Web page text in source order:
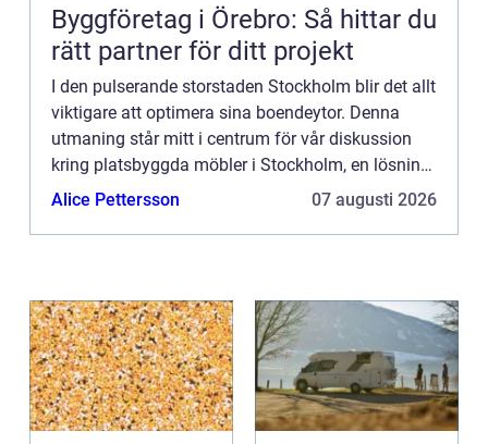
Byggföretag i Örebro: Så hittar du
rätt partner för ditt projekt
I den pulserande storstaden Stockholm blir det allt
viktigare att optimera sina boendeytor. Denna
utmaning står mitt i centrum för vår diskussion
kring platsbyggda möbler i Stockholm, en lösning
som kombinerar funktionalite...
Alice Pettersson 07 augusti 2026